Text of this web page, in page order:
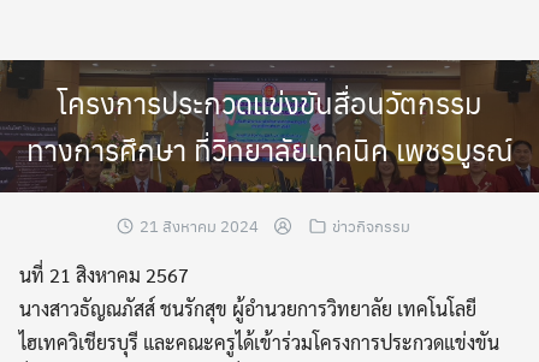
content
โครงการประกวดแข่งขันสื่อนวัตกรรม
ทางการศึกษา ที่วิทยาลัยเทคนิค เพชรบูรณ์
21 สิงหาคม 2024 ข่าวกิจกรรม
นที่ 21 สิงหาคม 2567
นางสาวธัญณภัสส์ ชนรักสุข ผู้อำนวยการวิทยาลัย เทคโนโลยี
ไฮเทควิเชียรบุรี และคณะครูได้เข้าร่วมโครงการประกวดแข่งขัน